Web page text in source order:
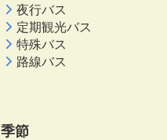
夜行バス
定期観光バス
特殊バス
路線バス
季節